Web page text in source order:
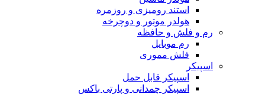
استند رومیزی و روزمره
هولدر موتور و دوچرخه
رم و فلش و حافظه
رم موبایل
فلش مموری
اسپیکر
اسپیکر قابل حمل
اسپیکر چمدانی و پارتی باکس